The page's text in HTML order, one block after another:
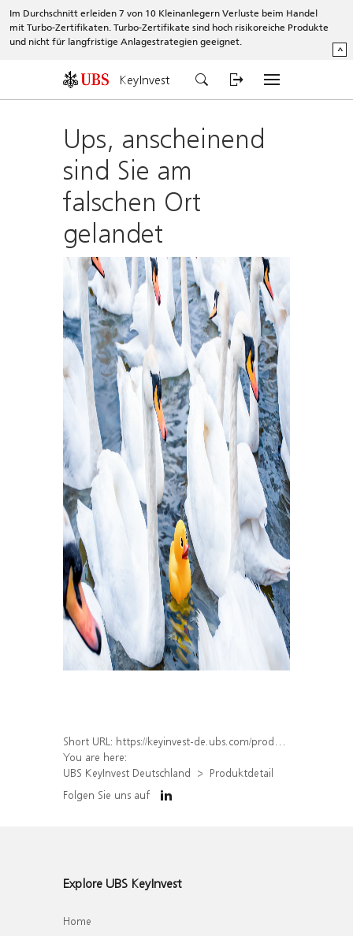
Im Durchschnitt erleiden 7 von 10 Kleinanlegern Verluste beim Handel
mit Turbo-Zertifikaten. Turbo-Zertifikate sind hoch risikoreiche Produkte
und nicht für langfristige Anlagestrategien geeignet.
^
KeyInvest
Ups, anscheinend
sind Sie am
falschen Ort
gelandet
Short URL: https://keyinvest-de.ubs.com/produkt/detail/index/isin/DE000WA8PJX5
You are here:
UBS KeyInvest Deutschland
Produktdetail
Folgen Sie uns auf
Explore UBS KeyInvest
Home